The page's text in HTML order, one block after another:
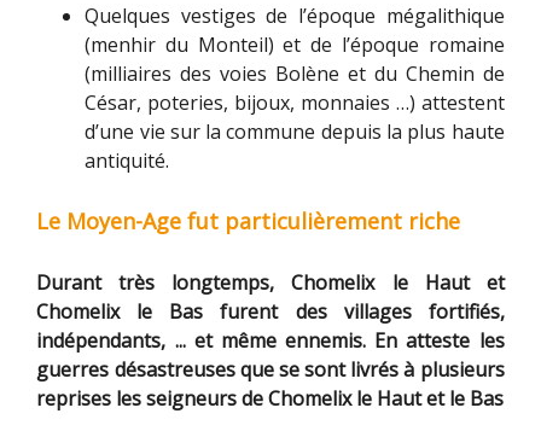
Quelques vestiges de l’époque mégalithique
(menhir du Monteil) et de l’époque romaine
(milliaires des voies Bolène et du Chemin de
César, poteries, bijoux, monnaies …) attestent
d’une vie sur la commune depuis la plus haute
antiquité.
Le Moyen-Age fut particulièrement riche
Durant très longtemps, Chomelix le Haut et
Chomelix le Bas furent des villages fortifiés,
indépendants, ... et même ennemis. En atteste les
guerres désastreuses que se sont livrés à plusieurs
reprises les seigneurs de Chomelix le Haut et le Bas